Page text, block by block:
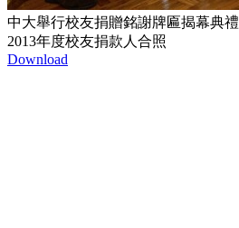
中大舉行校友捐贈銘謝牌匾揭幕典禮
2013年度校友捐款人合照
Download